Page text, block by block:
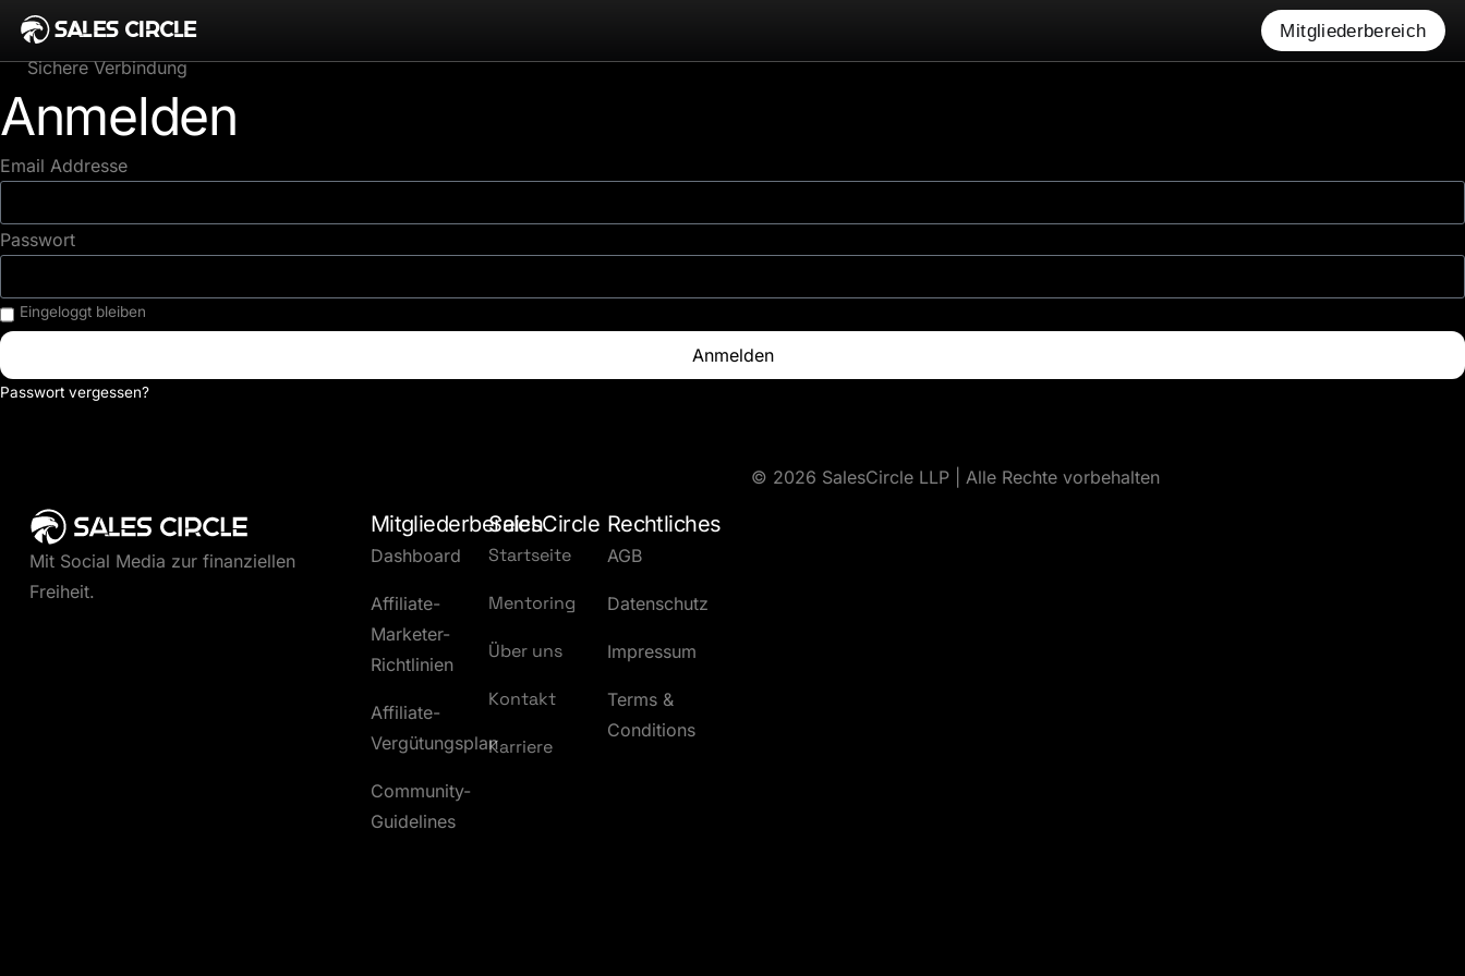
SALES CIRCLE
Mitgliederbereich
Sichere Verbindung
Anmelden
Email Addresse
Passwort
Eingeloggt bleiben
Anmelden
Passwort vergessen?
Mit Social Media zur finanziellen
Freiheit.
Mitgliederbereich
Dashboard
Affiliate-
Marketer-
Richtlinien
Affiliate-
Vergütungsplan
Community-
Guidelines
SalesCircle
Startseite
Mentoring
Über uns
Kontakt
Karriere
Rechtliches
AGB
Datenschutz
Impressum
Terms &
Conditions
© 2026 SalesCircle LLP | Alle Rechte vorbehalten